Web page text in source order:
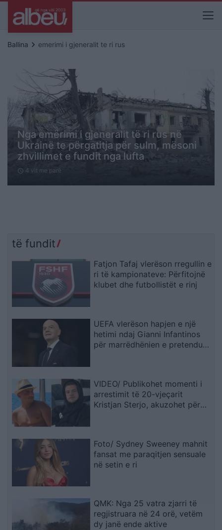
Ballina keyboard_arrow_right emerimi i gjeneralit te ri rus
Nga emërimi i gjeneralit të ri rus në
Ukrainë te përgatitja për sulm, mësoni
zhvillimet e fundit nga lufta
schedule 4 vit me parë
të fundit
Fatjon Tafaj vlerëson rregullin e
ri të kampionateve: Përfitojnë
klubet dhe futbollistët e rinj
UEFA vlerëson hapjen e një
hetimi ndaj Gianni Infantinos
për marrëdhënien e pretenduar
VIDEO/ Publikohet momenti i
arrestimit të 20-vjeçarit
Kristjan Sterjo, akuzohet për
Foto/ Sydney Sweeney mahnit
fansat me paraqitjen sensuale
në setin e ri
QMK: Nga 25 vatra zjarri të
regjistruara në 24 orë, vetëm
dy janë ende aktive